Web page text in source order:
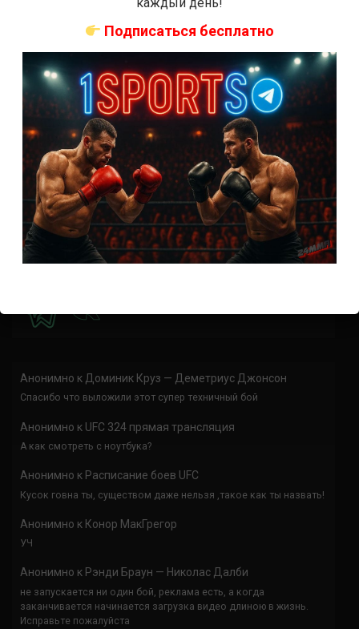
Прогноз на бой Кортес-Акоста — Льюис на UFC 324:
коэффициенты
Наталья Сильва на UFC 324: статистика и рекорд
Роуз Намаюнас: статистика и рекорд к турниру UFC
324
Где смотреть бой Сильва — Намаюнас на UFC 324:
время начала
Прогноз на бой Сильва — Намаюнас на UFC 324:
коэффициенты
Арнольд Аллен на UFC 324: статистика и рекорд
ПРИСОЕДИНЯЙСЯ
Анонимно к Доминик Круз — Деметриус Джонсон
Спасибо что выложили этот супер техничный бой
Анонимно к UFC 324 прямая трансляция
А как смотреть с ноутбука?
Анонимно к Расписание боев UFC
Кусок говна ты, существом даже нельзя ,такое как ты назвать!
Анонимно к Конор МакГрегор
УЧ
Анонимно к Рэнди Браун — Николас Далби
не запускается ни один бой, реклама есть, а когда
заканчивается начинается загрузка видео длиною в жизнь.
Исправьте пожалуйста
каждый день!
Подписаться бесплатно